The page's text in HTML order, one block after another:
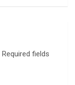
Required fields